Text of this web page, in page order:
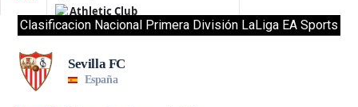
Clasificacion Nacional Primera División LaLiga EA Sports